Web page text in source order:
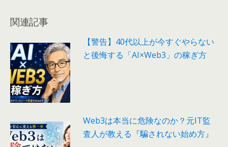
関連記事
【警告】40代以上が今すぐやらない
と後悔する「AI×Web3」の稼ぎ方
Web3は本当に危険なのか？元IT監
査人が教える『騙されない始め方』